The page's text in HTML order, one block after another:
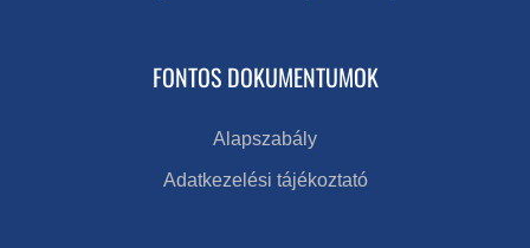
FONTOS DOKUMENTUMOK
Alapszabály
Adatkezelési tájékoztató